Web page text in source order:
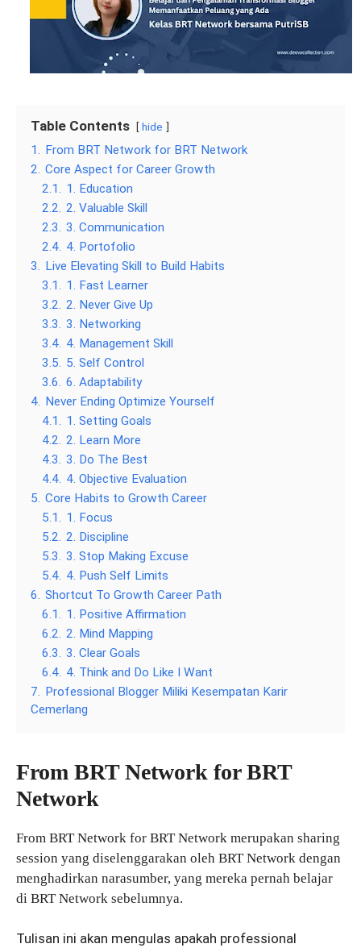
Table Contents hide
1.
From BRT Network for BRT Network
2.
Core Aspect for Career Growth
2.1.
1. Education
2.2.
2. Valuable Skill
2.3.
3. Communication
2.4. 4. Portofolio
3.
Live Elevating Skill to Build Habits
3.1.
1. Fast Learner
3.2.
2. Never Give Up
3.3.
3. Networking
3.4. 4. Management Skill
3.5.
5. Self Control
3.6.
6. Adaptability
4. Never Ending Optimize Yourself
4.1.
1. Setting Goals
4.2.
2. Learn More
4.3.
3. Do The Best
4.4. 4. Objective Evaluation
5. Core Habits to Growth Career
5.1.
1. Focus
5.2.
2. Discipline
5.3.
3. Stop Making Excuse
5.4. 4. Push Self Limits
6.
Shortcut To Growth Career Path
6.1.
1. Positive Affirmation
6.2.
2. Mind Mapping
6.3.
3. Clear Goals
6.4. 4. Think and Do Like I Want
7.
Professional Blogger Miliki Kesempatan Karir
Cemerlang
From BRT Network for BRT
Network
From BRT Network for BRT Network merupakan sharing
session yang diselenggarakan oleh BRT Network dengan
menghadirkan narasumber, yang mereka pernah belajar
di BRT Network sebelumnya.
Tulisan ini akan mengulas apakah professional